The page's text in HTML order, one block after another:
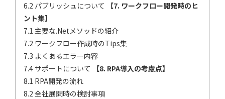
6.2 パブリッシュについて
【7. ワークフロー開発時のヒ
ント集】
7.1 主要な.Netメソッドの紹介
7.2 ワークフロー作成時のTips集
7.3 よくあるエラー内容
7.4 サポートについて
【8. RPA導入の考慮点】
8.1 RPA開発の流れ
8.2 全社展開時の検討事項